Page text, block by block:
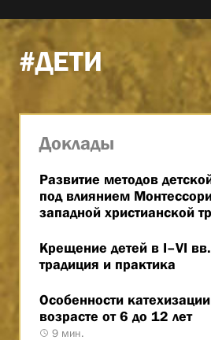
#ДЕТИ
Доклады
Развитие методов
под влиянием
западной христианской
Крещение детей в I–VI
традиция и практика
Особенности
возрасте от 6 до 12 лет
9 мин.